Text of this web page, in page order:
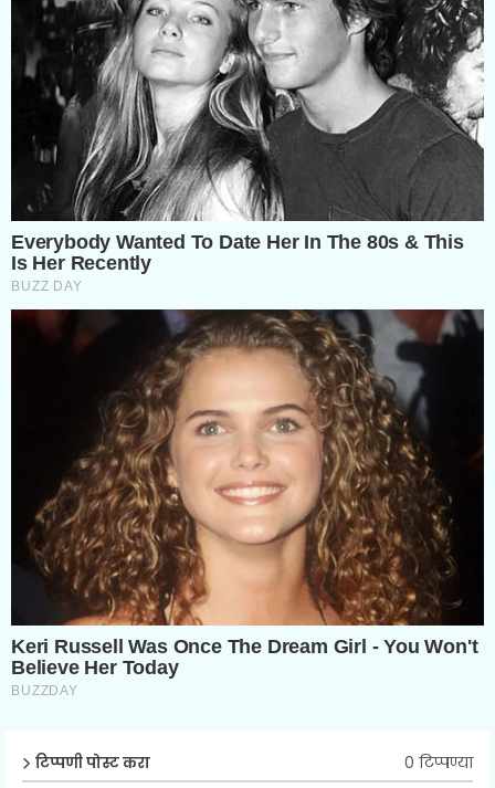
टिप्पणी पोस्ट करा 0 टिप्पण्या